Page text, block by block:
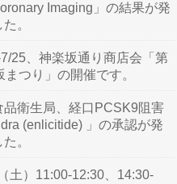
Imaging」の結果が発
。
25、神楽坂通り商店会「第
まつり」の開催です。
品衛生局、経口PCSK9阻害
(enlicitide) 」の承認が発
。
土）11:00-12:30、14:30-